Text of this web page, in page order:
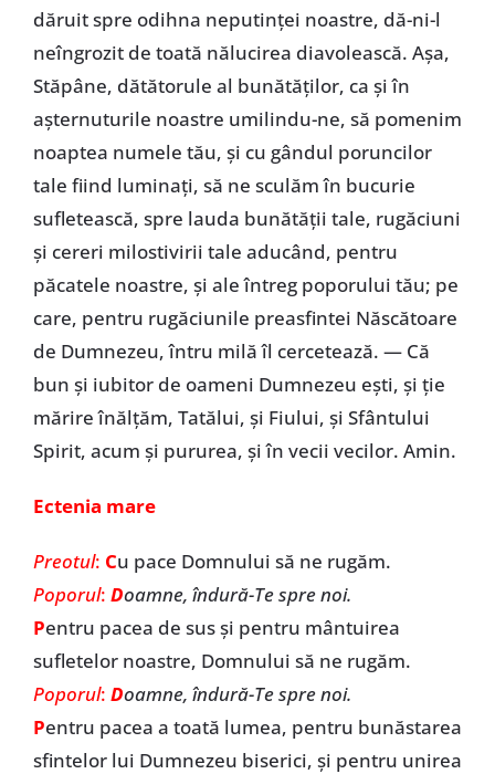
dăruit spre odihna neputinţei noastre, dă-ni-l
neîngrozit de toată nălucirea diavolească. Aşa,
Stăpâne, dătătorule al bunătăţilor, ca şi în
aşternuturile noastre umilindu-ne, să pomenim
noaptea numele tău, şi cu gândul poruncilor
tale fiind luminaţi, să ne sculăm în bucurie
sufletească, spre lauda bunătăţii tale, rugăciuni
şi cereri milostivirii tale aducând, pentru
păcatele noastre, şi ale întreg poporului tău; pe
care, pentru rugăciunile preasfintei Născătoare
de Dumnezeu, întru milă îl cercetează. — Că
bun şi iubitor de oameni Dumnezeu eşti, şi ţie
mărire înălţăm, Tatălui, şi Fiului, şi Sfântului
Spirit, acum şi pururea, şi în vecii vecilor. Amin.
Ectenia mare
Preotul: Cu pace Domnului să ne rugăm.
Poporul: Doamne, îndură-Te spre noi.
Pentru pacea de sus și pentru mântuirea
sufletelor noastre, Domnului să ne rugăm.
Poporul: Doamne, îndură-Te spre noi.
Pentru pacea a toată lumea, pentru bunăstarea
sfintelor lui Dumnezeu biserici, și pentru unirea